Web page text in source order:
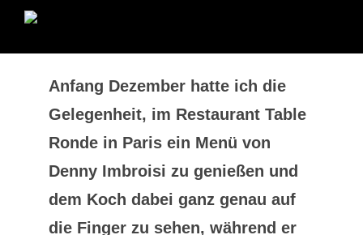
Anfang Dezember hatte ich die
Gelegenheit, im Restaurant Table
Ronde in Paris ein Menü von
Denny Imbroisi zu genießen und
dem Koch dabei ganz genau auf
die Finger zu sehen, während er